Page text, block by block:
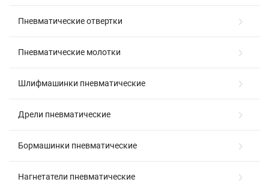
Пневматические отвертки
Пневматические молотки
Шлифмашинки пневматические
Дрели пневматические
Бормашинки пневматические
Нагнетатели пневматические